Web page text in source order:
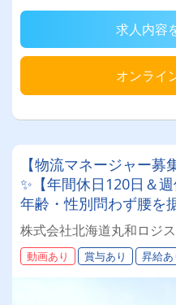
求人内容
オンライ
【物流マネージャー
✨【年間休日120日＆
年齢・性別問わず腰を
です✨
株式会社北海道丸和ロジ
動画あり 賞与あり 昇給あ